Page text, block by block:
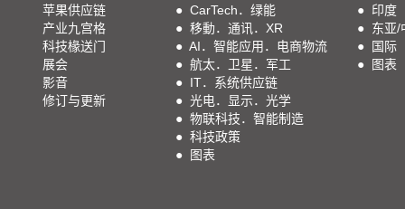
苹果供应链
产业九宫格
科技椽送门
展会
影音
修订与更新
● CarTech．绿能
● 移動．通讯．XR
● AI．智能应用．电商物流
● 航太．卫星．军工
● IT．系统供应链
● 光电．显示．光学
● 物联科技．智能制造
● 科技政策
●
图表
● 印度
● 东亚/
●
国际
●
图表